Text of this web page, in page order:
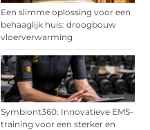
Een slimme oplossing voor een
behaaglijk huis: droogbouw
vloerverwarming
Symbiont360: Innovatieve EMS-
training voor een sterker en